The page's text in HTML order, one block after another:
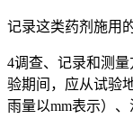
记录这类药剂施用
4调查、记录和测
验期间，应从试验
雨量以mm表示）